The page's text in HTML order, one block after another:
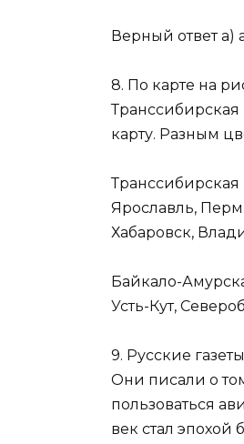
Верный ответ а)
8. По карте на
Транссибирская
карту. Разным
Ярославль,
Хабаровск,
Байкало-
Усть-Кут,
9. Русские
Они писали о
пользоваться
век стал эпохой